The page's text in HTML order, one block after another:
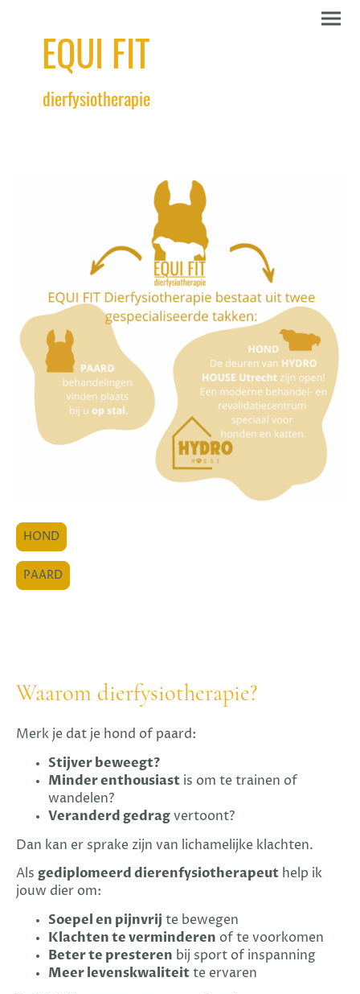
EQUI FIT
dierfysiotherapie
HOND
PAARD
Waarom dierfysiotherapie?
Merk je dat je hond of paard:
Stijver beweegt?
Minder enthousiast is om te trainen of
wandelen?
Veranderd gedragvertoont?
Dan kan er sprake zijn van lichamelijke klachten.
Als gediplomeerd dierenfysiotherapeut help ik
jouw dier om:
Soepel en pijnvrij te bewegen
Klachten te verminderen of te voorkomen
Beter te presteren bij sport of inspanning
Meer levenskwaliteitte ervaren